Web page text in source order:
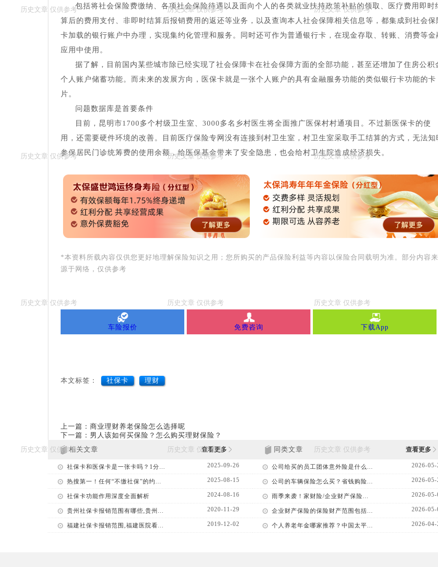
包括将社会保险费缴纳、各项社会保险待遇以及面向个人的各类就业扶持政策补贴的领取、医疗费用即时
算后的费用支付、非即时结算后报销费用的返还等业务，以及查询本人社会保障相关信息等，都集成到社会保
卡加载的银行账户中办理，实现集约化管理和服务。同时还可作为普通银行卡，在现金存取、转账、消费等金
应用中使用。
据了解，目前国内某些城市除已经实现了社会保障卡在社会保障方面的全部功能，甚至还增加了住房公积
个人账户储蓄功能。而未来的发展方向，医保卡就是一张个人账户的具有金融服务功能的类似银行卡功能的卡
片。
问题数据库是首要条件
目前，昆明市1700多个村级卫生室、3000多名乡村医生将全面推广医保村村通项目。不过新医保卡的使
用，还需要硬件环境的改善。目前医疗保险专网没有连接到村卫生室，村卫生室采取手工结算的方式，无法知
参保居民门诊统筹费的使用余额，给医保基金带来了安全隐患，也会给村卫生院造成经济损失。
*本资料所载內容仅供您更好地理解保险知识之用；您所购买的产品保险利益等内容以保险合同载明为准。部分内容来
源于网络，仅供参考
车险报价 免费咨询 下载App
本文标签： 社保卡 理财
上一篇：商业理财养老保险怎么选择呢
下一篇：男人该如何买保险？怎么购买理财保险？
相关文章
查看更多
社保卡和医保卡是一张卡吗？1分... 2025-09-26
热搜第一！任何“不缴社保”的约... 2025-08-15
社保卡功能作用深度全面解析 2024-08-16
贵州社保卡报销范围有哪些,贵州... 2020-11-29
福建社保卡报销范围,福建医院看... 2019-12-02
同类文章 查看更多
公司给买的员工团体意外险是什么... 2026-05-
公司的车辆保险怎么买？省钱购险... 2026-05-
雨季来袭！家财险/企业财产保险... 2026-05-
企业财产保险的保险财产范围包括... 2026-05-
个人养老年金哪家推荐？中国太平... 2026-04-